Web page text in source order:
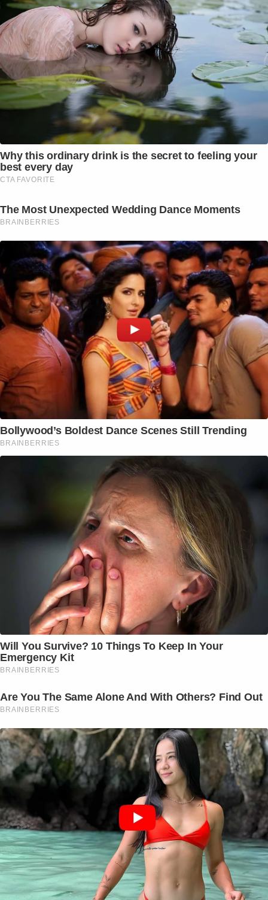
Why this ordinary drink is the secret to feeling your
best every day
CTA FAVORITE
The Most Unexpected Wedding Dance Moments
BRAINBERRIES
Bollywood’s Boldest Dance Scenes Still Trending
BRAINBERRIES
Will You Survive? 10 Things To Keep In Your
Emergency Kit
BRAINBERRIES
Are You The Same Alone And With Others? Find Out
BRAINBERRIES